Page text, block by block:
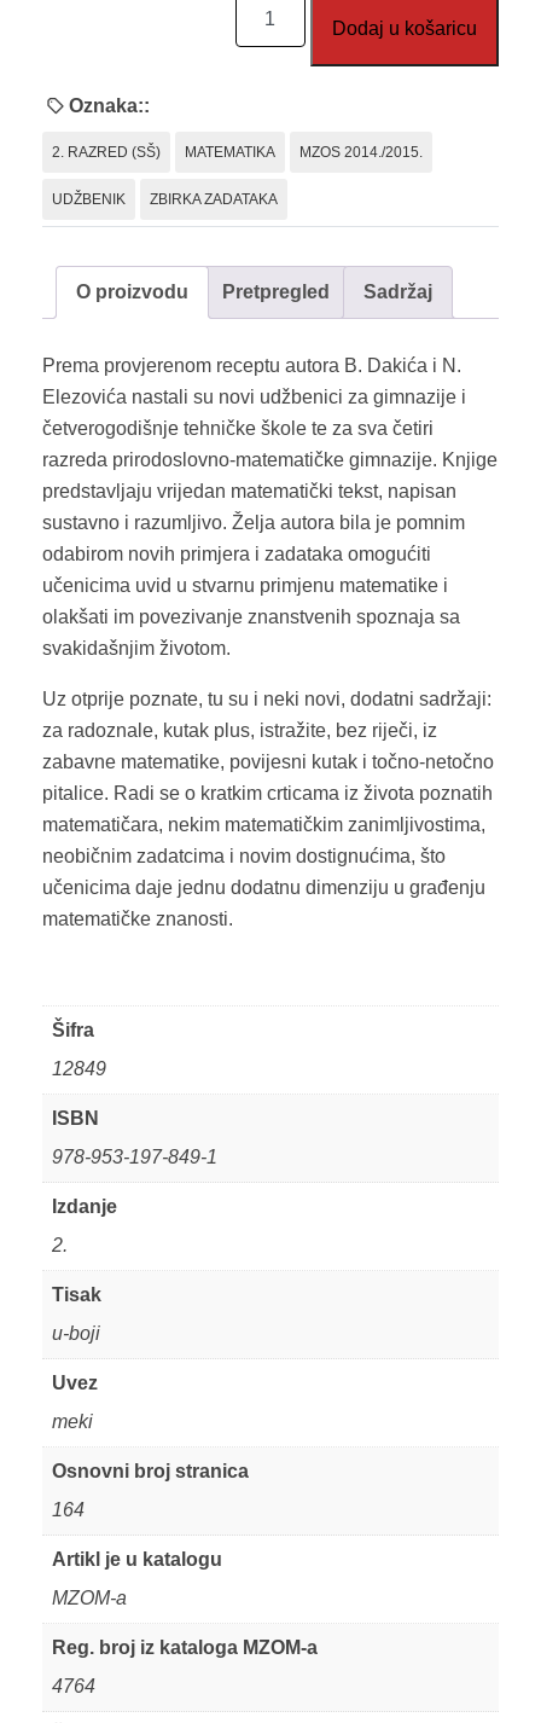
Dodaj u košaricu
Oznaka::
2. RAZRED (SŠ) MATEMATIKA MZOS 2014./2015.
UDŽBENIK ZBIRKA ZADATAKA
O proizvodu Pretpregled Sadržaj
Prema provjerenom receptu autora B. Dakića i N.
Elezovića nastali su novi udžbenici za gimnazije i
četverogodišnje tehničke škole te za sva četiri
razreda prirodoslovno-matematičke gimnazije. Knjige
predstavljaju vrijedan matematički tekst, napisan
sustavno i razumljivo. Želja autora bila je pomnim
odabirom novih primjera i zadataka omogućiti
učenicima uvid u stvarnu primjenu matematike i
olakšati im povezivanje znanstvenih spoznaja sa
svakidašnjim životom.
Uz otprije poznate, tu su i neki novi, dodatni sadržaji:
za radoznale, kutak plus, istražite, bez riječi, iz
zabavne matematike, povijesni kutak i točno-netočno
pitalice. Radi se o kratkim crticama iz života poznatih
matematičara, nekim matematičkim zanimljivostima,
neobičnim zadatcima i novim dostignućima, što
učenicima daje jednu dodatnu dimenziju u građenju
matematičke znanosti.
Šifra
12849
ISBN
978-953-197-849-1
Izdanje
2.
Tisak
u-boji
Uvez
meki
Osnovni broj stranica
164
Artikl je u katalogu
MZOM-a
Reg. broj iz kataloga MZOM-a
4764